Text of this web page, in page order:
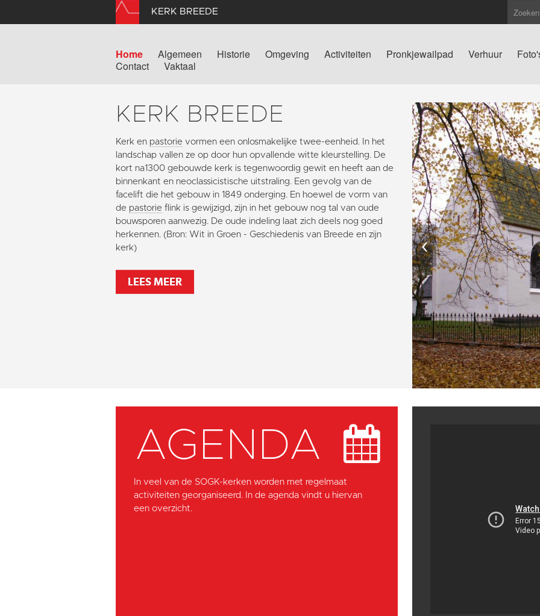
KERK BREEDE
Home Algemeen Historie Omgeving Activiteiten Pronkjewailpad Verhuur
Contact
Vaktaal
KERK BREEDE
Kerk en pastorie vormen een onlosmakelijke twee-eenheid. In het
landschap vallen ze op door hun opvallende witte kleurstelling. De
kort na1300 gebouwde kerk is tegenwoordig gewit en heeft aan de
binnenkant en neoclassicistische uitstraling. Een gevolg van de
facelift die het gebouw in 1849 onderging. En hoewel de vorm van
de pastorie flink is gewijzigd, zijn in het gebouw nog tal van oude
bouwsporen aanwezig. De oude indeling laat zich deels nog goed
herkennen. (Bron: Wit in Groen - Geschiedenis van Breede en zijn
kerk)
LEES MEER
‹
AGENDA
In veel van de SOGK-kerken worden met regelmaat
activiteiten georganiseerd. In de agenda vindt u hiervan
een overzicht.